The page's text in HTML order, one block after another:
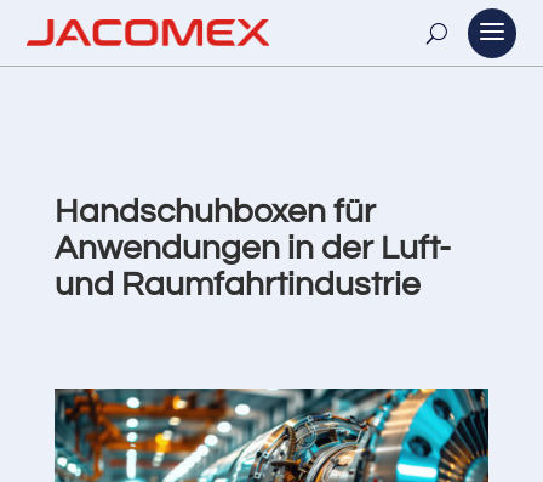
Handschuhboxen für
Anwendungen in der Luft-
und Raumfahrtindustrie